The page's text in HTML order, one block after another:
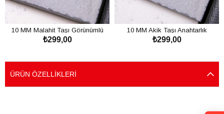
10 MM Malahit Taşı Görünümlü
Anahtarlık
₺299,00
10 MM Akik Taşı Anahtarlık
₺299,00
ÜRÜN ÖZELLIKLERI